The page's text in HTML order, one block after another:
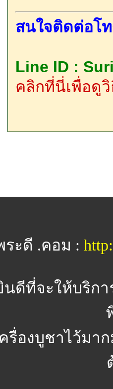
สนใจติดต่อโ
Line ID :
คลิกที่นี่เพื่อดูวิ
ระดี .คอม :
นดีที่จะให้บริก
ครื่องบูชาไว้ม